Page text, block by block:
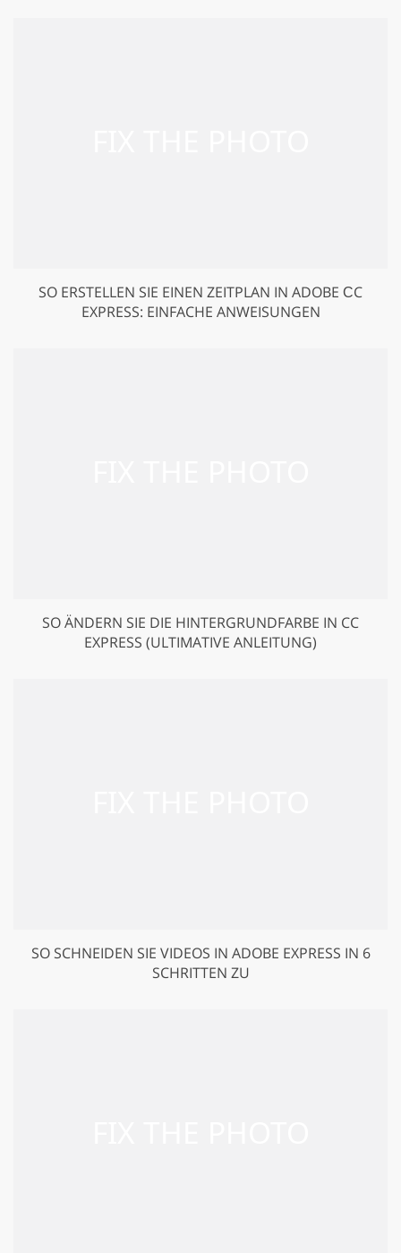
SO ERSTELLEN SIE EINEN ZEITPLAN IN ADOBE СC
EXPRESS: EINFACHE ANWEISUNGEN
SO ÄNDERN SIE DIE HINTERGRUNDFARBE IN CC
EXPRESS (ULTIMATIVE ANLEITUNG)
SO SCHNEIDEN SIE VIDEOS IN ADOBE EXPRESS IN 6
SCHRITTEN ZU